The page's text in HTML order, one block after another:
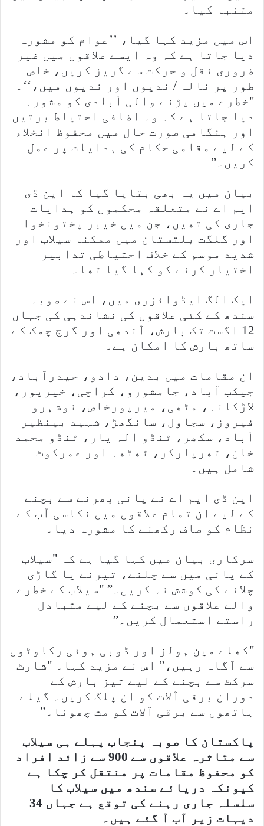
متنبہ کیا۔
اس میں مزید کہا گیا، ’’عوام کو مشورہ
دیا جاتا ہے کہ وہ ایسے علاقوں میں غیر
ضروری نقل و حرکت سے گریز کریں، خاص
طور پر نالہ / ندیوں اور ندیوں میں،‘‘۔
"خطرے میں پڑنے والی آبادی کو مشورہ
دیا جاتا ہے کہ وہ اضافی احتیاط برتیں
اور ہنگامی صورت حال میں محفوظ انخلاء
کے لیے مقامی حکام کی ہدایات پر عمل
کریں۔”
بیان میں یہ بھی بتایا گیا کہ این ڈی
ایم اے نے متعلقہ محکموں کو ہدایات
جاری کی تھیں، جن میں خیبر پختونخوا
اور گلگت بلتستان میں ممکنہ سیلاب اور
شدید موسم کے خلاف احتیاطی تدابیر
اختیار کرنے کو کہا گیا تھا۔
ایک الگ ایڈوائزری میں، اس نے صوبہ
سندھ کے کئی علاقوں کی نشاندہی کی جہاں
12 اگست تک بارش، آندھی اور گرج چمک کے
ساتھ بارش کا امکان ہے۔
ان مقامات میں بدین، دادو، حیدرآباد،
جیکب آباد، جامشورو، کراچی، خیرپور،
لاڑکانہ، مٹھی، میرپورخاص، نوشہرو
فیروز، سجاول، سانگھڑ، شہید بینظیر
آباد، سکھر، ٹنڈو الہ یار، ٹنڈو محمد
خان، تھرپارکر، ٹھٹھہ اور عمرکوٹ
شامل ہیں۔
این ڈی ایم اے نے پانی بھرنے سے بچنے
کے لیے ان تمام علاقوں میں نکاسی آب کے
نظام کو صاف رکھنے کا مشورہ دیا۔
سرکاری بیان میں کہا گیا ہے کہ "سیلاب
کے پانی میں سے چلنے، تیرنے یا گاڑی
چلانے کی کوشش نہ کریں۔” "سیلاب کے خطرے
والے علاقوں سے بچنے کے لیے متبادل
راستے استعمال کریں۔”
"کھلے مین ہولز اور ڈوبی ہوئی رکاوٹوں
سے آگاہ رہیں،” اس نے مزید کہا۔ "شارٹ
سرکٹ سے بچنے کے لیے تیز بارش کے
دوران برقی آلات کو ان پلگ کریں۔ گیلے
ہاتھوں سے برقی آلات کو مت چھونا۔”
پاکستان کا صوبہ پنجاب پہلے ہی سیلاب
سے متاثرہ علاقوں سے 900 سے زائد افراد
کو محفوظ مقامات پر منتقل کر چکا ہے
کیونکہ دریائے سندھ میں سیلاب کا
سلسلہ جاری رہنے کی توقع ہے جہاں 34
دیہات زیر آب آ گئے ہیں۔